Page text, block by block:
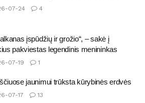
07-24 4
įspūdžių ir grožio“, – sakė į
pakviestas legendinis menininkas
07-19 1
jaunimui trūksta kūrybinės erdvės
07-17 13